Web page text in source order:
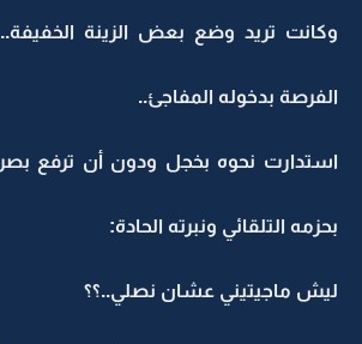
وكانت تريد وضع بعض الزينة
الفرصة بدخوله المفاجئ..
استدارت نحوه بخجل ودون أن ترفع
بحزمه التلقائي ونبرته الحادة:
ليش ماجيتيني عشان نصلي..؟؟